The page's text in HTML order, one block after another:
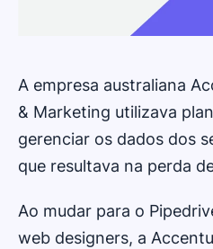
A empresa australiana
& Marketing utilizava
gerenciar os dados dos
que resultava na perda
Ao mudar para o
web designers, a